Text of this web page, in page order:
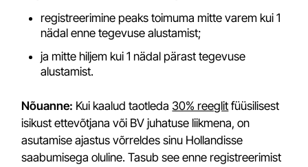
registreerimine peaks toimuma mitte varem kui 1
nädal enne tegevuse alustamist;
ja mitte hiljem kui 1 nädal pärast tegevuse
alustamist.
Nõuanne: Kui kaalud taotleda 30% reeglit füüsilisest
isikust ettevõtjana või BV juhatuse liikmena, on
asutamise ajastus võrreldes sinu Hollandisse
saabumisega oluline. Tasub see enne registreerimist